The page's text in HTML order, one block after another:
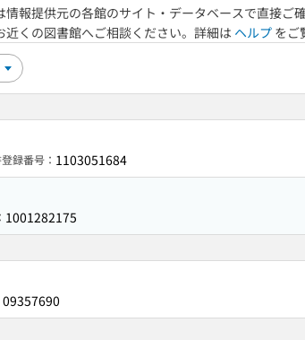
報提供元の各館のサイト・データベースで直接ご
くの図書館へご相談ください。詳細は ヘルプ をご
録番号： 1103051684
1001282175
09357690